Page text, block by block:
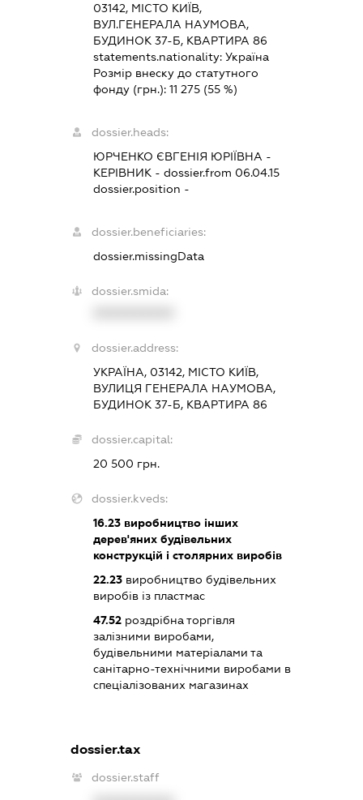
03142, МІСТО КИЇВ,
ВУЛ.ГЕНЕРАЛА НАУМОВА,
БУДИНОК 37-Б, КВАРТИРА 86
statements.nationality:Україна
Розмір внеску до статутного
фонду (грн.):11 275 (55 %)
dossier.heads:
ЮРЧЕНКО ЄВГЕНІЯ ЮРІЇВНА -
КЕРІВНИК - dossier.from 06.04.15
dossier.position -
dossier.beneficiaries:
dossier.missingData
dossier.smida:
dossier.address:
УКРАЇНА, 03142, МІСТО КИЇВ,
ВУЛИЦЯ ГЕНЕРАЛА НАУМОВА,
БУДИНОК 37-Б, КВАРТИРА 86
dossier.capital:
20 500 грн.
dossier.kveds:
16.23 виробництво інших
дерев'яних будівельних
конструкцій і столярних виробів
22.23 виробництво будівельних
виробів із пластмас
47.52 роздрібна торгівля
залізними виробами,
будівельними матеріалами та
санітарно-технічними виробами в
спеціалізованих магазинах
dossier.tax
dossier.staff